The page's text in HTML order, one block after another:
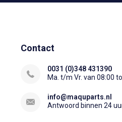
Contact
0031 (0)348 431390
Ma. t/m Vr. van 08:00
info@maquparts.nl
Antwoord binnen 24